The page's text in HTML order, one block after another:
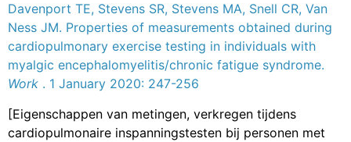
Davenport TE, Stevens SR, Stevens MA, Snell CR, Van
Ness JM. Properties of measurements obtained during
cardiopulmonary exercise testing in individuals with
myalgic encephalomyelitis/chronic fatigue syndrome.
Work . 1 January 2020: 247-256
[Eigenschappen van metingen, verkregen tijdens
cardiopulmonaire inspanningstesten bij personen met